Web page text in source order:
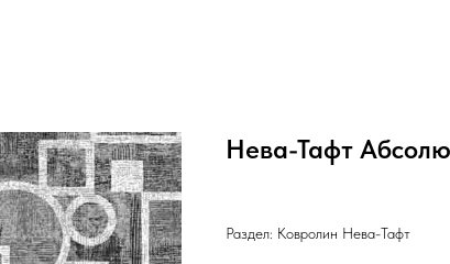
Нева-Тафт
Раздел: Ковролин Нева-Тафт